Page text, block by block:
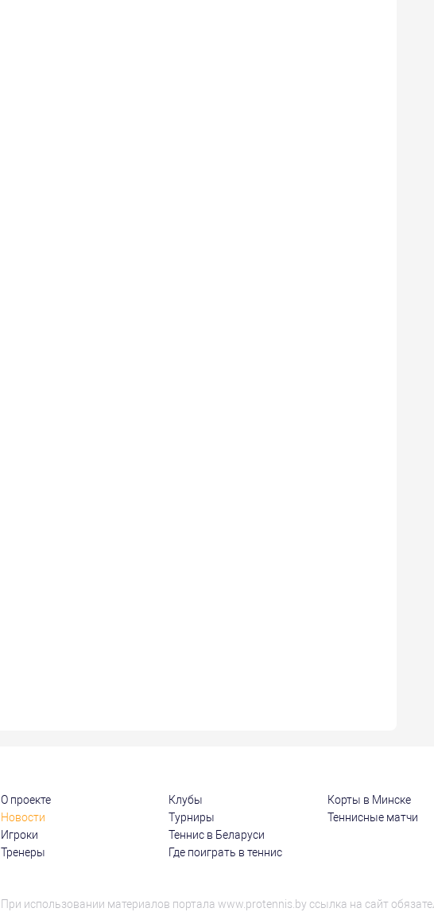
О проекте
Новости
Игроки
Тренеры
Клубы
Турниры
Теннис в Беларуси
Где поиграть в теннис
Корты в Минске
Теннисные матчи
При использовании материалов портала www.protennis.by ссылка на сайт